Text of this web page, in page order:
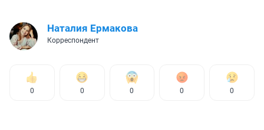
Наталия Ермакова
Корреспондент
0 0 0 0 0